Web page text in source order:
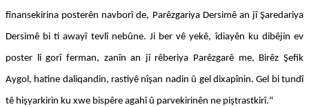
fînansekirina posterên navborî de, Parêzgariya Dersimê an jî Şaredariya
Dersimê bi ti awayî tevlî nebûne. Ji ber vê yekê, îdiayên ku dibêjin ev
poster li gorî ferman, zanîn an jî rêberiya Parêzgarê me, Birêz Şefik
Aygol, hatine daliqandin, rastiyê nîşan nadin û gel dixapînin. Gel bi tundî
tê hişyarkirin ku xwe bispêre agahî û parvekirinên ne piştrastkirî."